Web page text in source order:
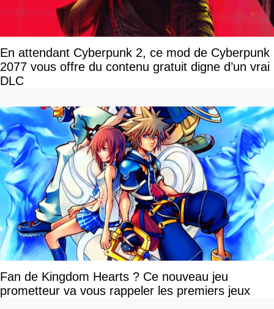
En attendant Cyberpunk 2, ce mod de Cyberpunk
2077 vous offre du contenu gratuit digne d’un vrai
DLC
Fan de Kingdom Hearts ? Ce nouveau jeu
prometteur va vous rappeler les premiers jeux